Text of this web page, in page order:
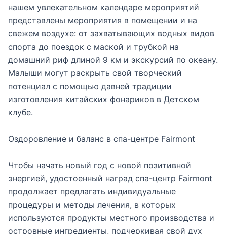
нашем увлекательном календаре мероприятий
представлены мероприятия в помещении и на
свежем воздухе: от захватывающих водных видов
спорта до поездок с маской и трубкой на
домашний риф длиной 9 км и экскурсий по океану.
Малыши могут раскрыть свой творческий
потенциал с помощью давней традиции
изготовления китайских фонариков в Детском
клубе.
Оздоровление и баланс в спа-центре Fairmont
Чтобы начать новый год с новой позитивной
энергией, удостоенный наград спа-центр Fairmont
продолжает предлагать индивидуальные
процедуры и методы лечения, в которых
используются продукты местного производства и
островные ингредиенты, подчеркивая свой дух